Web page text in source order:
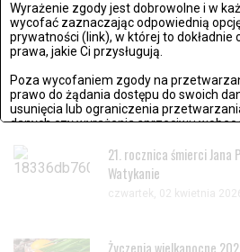
Wyrażenie zgody jest dobrowolne i w
wycofać zaznaczając odpowiednią
prywatności (link), w której to dokładnie
prawa, jakie Ci przysługują.
Poza wycofaniem zgody na
prawo do żądania dostępu do swoich
usunięcia lub ograniczenia
danych czy wyrażenia sprzeciwu
Jeżeli nie chcesz wyrazić zgody na
przejdź doustawień zaawansowanych
Wyrażam zgodę i
Legendarny kompozytor muzyki
ponownie zawita do Polski...
OSTATNIO DODANE
21. rocznica śmierci Jana
Watykanie
czwartek, 02 kwietnia
Życzenia wielkanocne